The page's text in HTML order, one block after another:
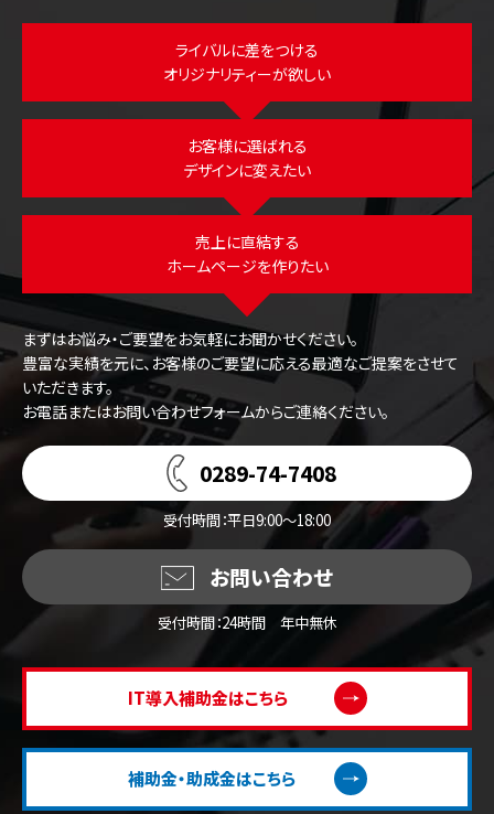
ライバルに差をつける
オリジナリティーが欲しい
お客様に選ばれる
デザインに変えたい
売上に直結する
ホームページを作りたい
まずはお悩み・ご要望をお気軽にお聞かせください。
豊富な実績を元に、お客様のご要望に応える最適なご提案をさせて
いただきます。
お電話またはお問い合わせフォームからご連絡ください。
0289-74-7408
受付時間：平日9:00～18:00
お問い合わせ
受付時間：24時間 年中無休
IT導入補助金はこちら
補助金・助成金はこちら